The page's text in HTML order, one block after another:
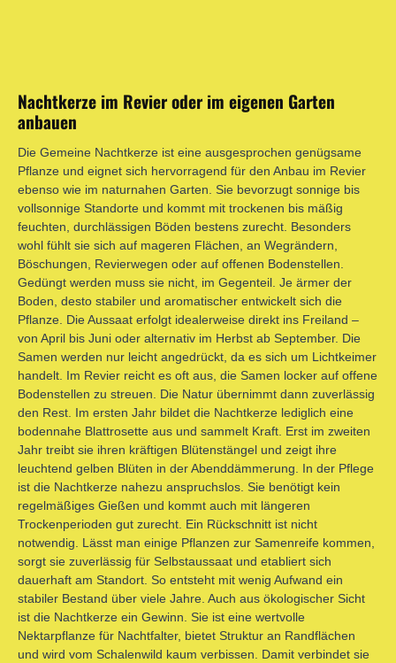
Nachtkerze im Revier oder im eigenen Garten
anbauen
Die Gemeine Nachtkerze ist eine ausgesprochen genügsame
Pflanze und eignet sich hervorragend für den Anbau im Revier
ebenso wie im naturnahen Garten. Sie bevorzugt sonnige bis
vollsonnige Standorte und kommt mit trockenen bis mäßig
feuchten, durchlässigen Böden bestens zurecht. Besonders
wohl fühlt sie sich auf mageren Flächen, an Wegrändern,
Böschungen, Revierwegen oder auf offenen Bodenstellen.
Gedüngt werden muss sie nicht, im Gegenteil. Je ärmer der
Boden, desto stabiler und aromatischer entwickelt sich die
Pflanze. Die Aussaat erfolgt idealerweise direkt ins Freiland –
von April bis Juni oder alternativ im Herbst ab September. Die
Samen werden nur leicht angedrückt, da es sich um Lichtkeimer
handelt. Im Revier reicht es oft aus, die Samen locker auf offene
Bodenstellen zu streuen. Die Natur übernimmt dann zuverlässig
den Rest. Im ersten Jahr bildet die Nachtkerze lediglich eine
bodennahe Blattrosette aus und sammelt Kraft. Erst im zweiten
Jahr treibt sie ihren kräftigen Blütenstängel und zeigt ihre
leuchtend gelben Blüten in der Abenddämmerung. In der Pflege
ist die Nachtkerze nahezu anspruchslos. Sie benötigt kein
regelmäßiges Gießen und kommt auch mit längeren
Trockenperioden gut zurecht. Ein Rückschnitt ist nicht
notwendig. Lässt man einige Pflanzen zur Samenreife kommen,
sorgt sie zuverlässig für Selbstaussaat und etabliert sich
dauerhaft am Standort. So entsteht mit wenig Aufwand ein
stabiler Bestand über viele Jahre. Auch aus ökologischer Sicht
ist die Nachtkerze ein Gewinn. Sie ist eine wertvolle
Nektarpflanze für Nachtfalter, bietet Struktur an Randflächen
und wird vom Schalenwild kaum verbissen. Damit verbindet sie